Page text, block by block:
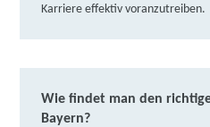
DillingenPartner
weitere
Wirtschaft (bfz) gGmbH |
Karriere effektiv voranzutreiben.
Wie findet man den
Bayern?